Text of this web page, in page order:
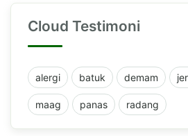
Cloud Testimoni
alergi batuk demam
maag panas radang